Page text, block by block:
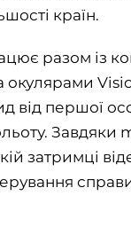
країн.
разом із
окулярами
від першої
Завдяки
затримці